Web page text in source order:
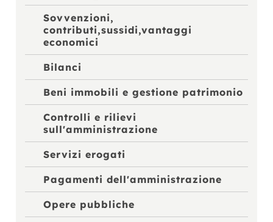
Sovvenzioni,
contributi,sussidi,vantaggi
economici
Bilanci
Beni immobili e gestione patrimonio
Controlli e rilievi
sull'amministrazione
Servizi erogati
Pagamenti dell'amministrazione
Opere pubbliche